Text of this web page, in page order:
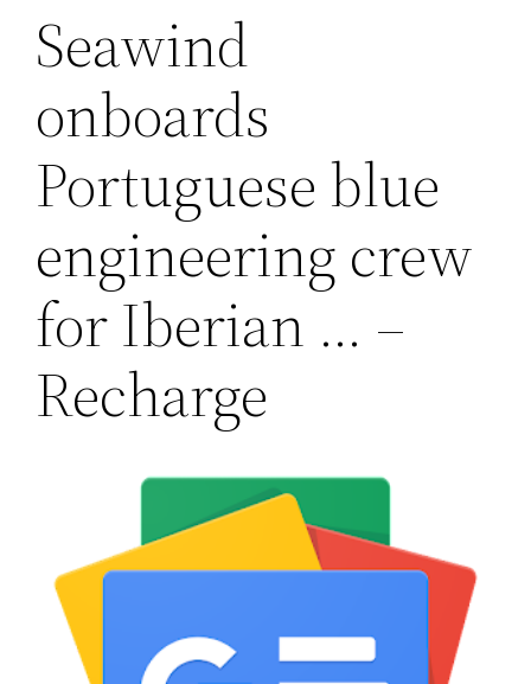
Seawind
onboards
Portuguese blue
engineering crew
for Iberian … –
Recharge